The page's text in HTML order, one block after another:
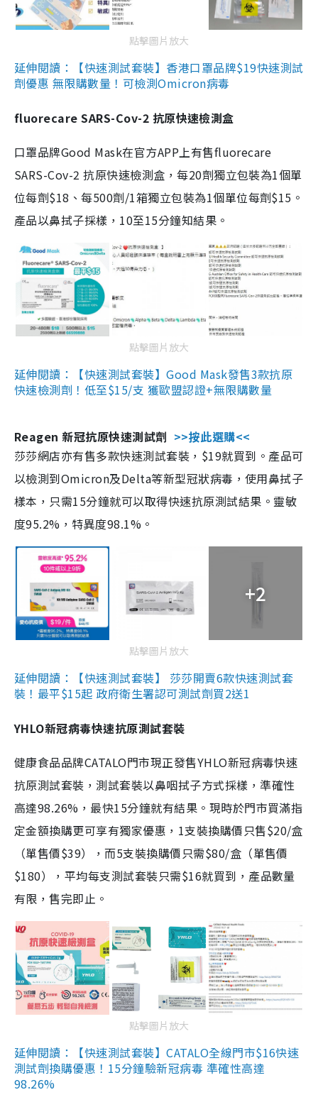
點擊圖片放大
延伸閱讀：【快速測試套裝】香港口罩品牌$19快速測試
劑優惠 無限購數量！可檢測Omicron病毒
fluorecare SARS-Cov-2 抗原快速檢測盒
口罩品牌Good Mask在官方APP上有售fluorecare
SARS-Cov-2 抗原快速檢測盒，每20劑獨立包裝為1個單
位每劑$18、每500劑/1箱獨立包裝為1個單位每劑$15。
產品以鼻拭子採樣，10至15分鐘知結果。
點擊圖片放大
延伸閱讀：【快速測試套裝】Good Mask發售3款抗原
快速檢測劑！低至$15/支 獲歐盟認證+無限購數量
Reagen 新冠抗原快速測試劑 >>按此選購<<
莎莎網店亦有售多款快速測試套裝，$19就買到。產品可
以檢測到Omicron及Delta等新型冠狀病毒，使用鼻拭子
樣本，只需15分鐘就可以取得快速抗原測試結果。靈敏
度95.2%，特異度98.1%。
+2
點擊圖片放大
延伸閱讀：【快速測試套裝】 莎莎開賣6款快速測試套
裝！最平$15起 政府衛生署認可測試劑買2送1
YHLO新冠病毒快速抗原測試套裝
健康食品品牌CATALO門市現正發售YHLO新冠病毒快速
抗原測試套裝，測試套裝以鼻咽拭子方式採樣，準確性
高達98.26%，最快15分鐘就有結果。現時於門市買滿指
定金額換購更可享有獨家優惠，1支裝換購價只售$20/盒
（單售價$39），而5支裝換購價只需$80/盒（單售價
$180），平均每支測試套裝只需$16就買到，產品數量
有限，售完即止。
點擊圖片放大
延伸閱讀：【快速測試套裝】CATALO全線門市$16快速
測試劑換購優惠！15分鐘驗新冠病毒 準確性高達
98.26%